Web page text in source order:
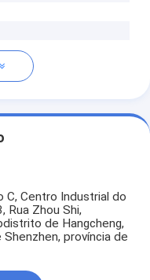
C, Centro Industrial do
Rua Zhou Shi,
de Hangcheng,
província de